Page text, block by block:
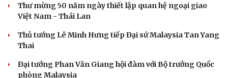
Thư mừng 50 năm ngày thiết lập quan hệ ngoại giao
Việt Nam - Thái Lan
Thủ tướng Lê Minh Hưng tiếp Đại sứ Malaysia Tan Yang
Thai
Đại tướng Phan Văn Giang hội đàm với Bộ trưởng Quốc
phòng Malaysia